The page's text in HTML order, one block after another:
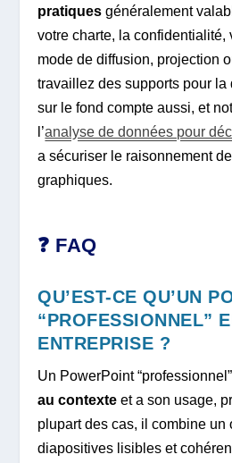
pratiques généralement
votre charte, la confidentialité,
mode de diffusion, projection
travaillez des supports pour
sur le fond compte aussi, et
l’analyse de données pour
a sécuriser le raisonnement
graphiques.
❓ FAQ
QU’EST-CE QU’UN
“PROFESSIONNEL”
ENTREPRISE ?
Un PowerPoint
au contexte et a son usage,
plupart des cas, il combine un
diapositives lisibles et